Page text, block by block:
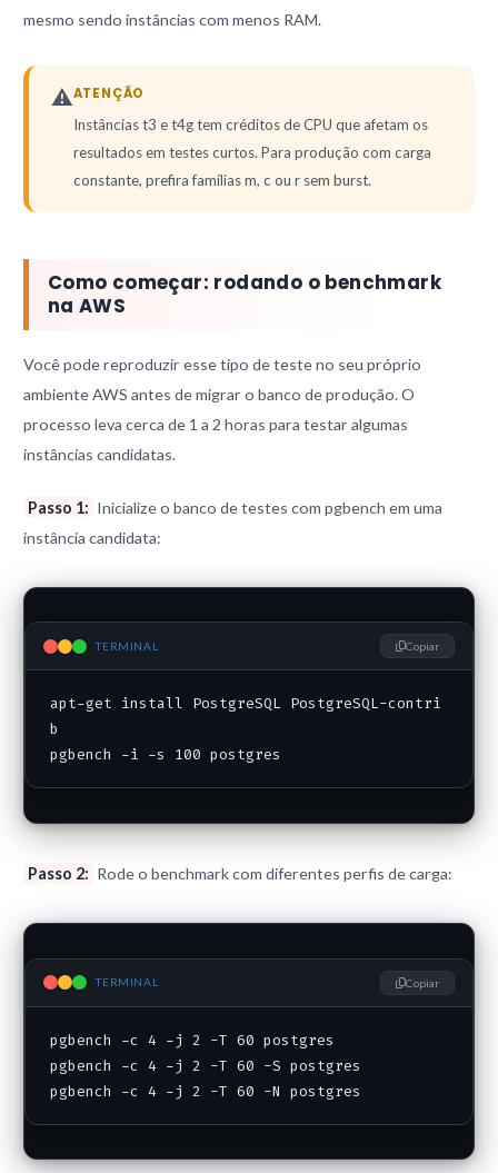
mesmo sendo instâncias com menos RAM.
⚠ATENÇÃO
Instâncias t3 e t4g tem créditos de CPU que afetam os
resultados em testes curtos. Para produção com carga
constante, prefira famílias m, c ou r sem burst.
Como começar: rodando o benchmark
na AWS
Você pode reproduzir esse tipo de teste no seu próprio
ambiente AWS antes de migrar o banco de produção. O
processo leva cerca de 1 a 2 horas para testar algumas
instâncias candidatas.
Passo 1: Inicialize o banco de testes com pgbench em uma
instância candidata:
TERMINAL Copiar
apt-get install PostgreSQL PostgreSQL-contri
b
pgbench -i -s 100 postgres
Passo 2: Rode o benchmark com diferentes perfis de carga:
TERMINAL Copiar
pgbench -c 4 -j 2 -T 60 postgres
pgbench -c 4 -j 2 -T 60 -S postgres
pgbench -c 4 -j 2 -T 60 -N postgres